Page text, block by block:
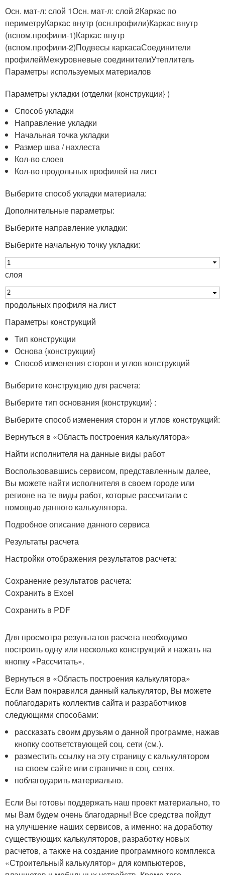
Осн. мат-л: слой 1Осн. мат-л: слой 2Каркас по
периметруКаркас внутр (осн.профили)Каркас внутр
(вспом.профили-1)Каркас внутр
(вспом.профили-2)Подвесы каркасаСоединители
профилейМежуровневые соединителиУтеплитель
Параметры используемых материалов
Параметры укладки (отделки {конструкции} )
Способ укладки
Направление укладки
Начальная точка укладки
Размер шва / нахлеста
Кол-во слоев
Кол-во продольных профилей на лист
Выберите способ укладки материала:
Дополнительные параметры:
Выберите направление укладки:
Выберите начальную точку укладки:
слоя
продольных профиля на лист
Параметры конструкций
Тип конструкции
Основа {конструкции}
Способ изменения сторон и углов конструкций
Выберите конструкцию для расчета:
Выберите тип основания {конструкции} :
Выберите способ изменения сторон и углов конструкций:
Вернуться в «Область построения калькулятора»
Найти исполнителя на данные виды работ
Воспользовавшись сервисом, представленным далее,
Вы можете найти исполнителя в своем городе или
регионе на те виды работ, которые рассчитали с
помощью данного калькулятора.
Подробное описание данного сервиса
Результаты расчета
Настройки отображения результатов расчета:
Сохранение результатов расчета:
Сохранить в Excel
Сохранить в PDF
Для просмотра результатов расчета необходимо
построить одну или несколько конструкций и нажать на
кнопку «Рассчитать».
Вернуться в «Область построения калькулятора»
Если Вам понравился данный калькулятор, Вы можете
поблагодарить коллектив сайта и разработчиков
следующими способами:
рассказать своим друзьям о данной программе, нажав
кнопку соответствующей соц. сети (см.).
разместить ссылку на эту страницу с калькулятором
на своем сайте или страничке в соц. сетях.
поблагодарить материально.
Если Вы готовы поддержать наш проект материально, то
мы Вам будем очень благодарны! Все средства пойдут
на улучшение наших сервисов, а именно: на доработку
существующих калькуляторов, разработку новых
расчетов, а также на создание программного комплекса
«Строительный калькулятор» для компьютеров,